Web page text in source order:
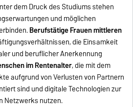
dem Druck des Studiums stehen
und möglichen
Berufstätige Frauen mittleren
die Einsamkeit
und beruflicher Anerkennung
im Rentenalter, die mit dem
aufgrund von Verlusten von Partnern
sind und digitale Technologien zur
Netzwerks nutzen.